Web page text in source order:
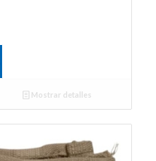
Mostrar detalles